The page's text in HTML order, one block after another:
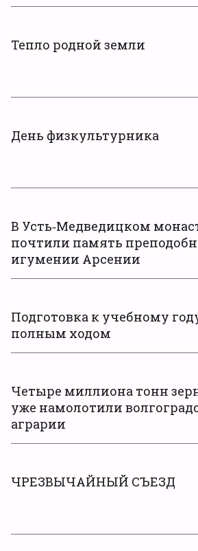
Тепло родной земли
День физкультурника
В Усть‑Медведицком
почтили память
игумении Арсении
Подготовка к учебному
полным ходом
Четыре миллиона тонн
уже намолотили
аграрии
ЧРЕЗВЫЧАЙНЫЙ СЪЕЗД